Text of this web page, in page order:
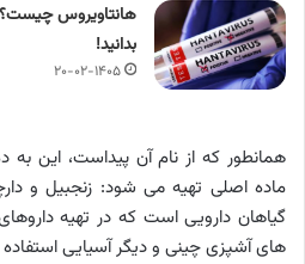
هانتاویروس چیست؟
بدانید!
۲۰-۰۲-۱۴۰۵
همانطور که از نام آن پیداست، این به
ماده اصلی تهیه می شود: زنجبیل و
گیاهان دارویی است که در تهیه
های آشپزی چینی و دیگر آسیایی